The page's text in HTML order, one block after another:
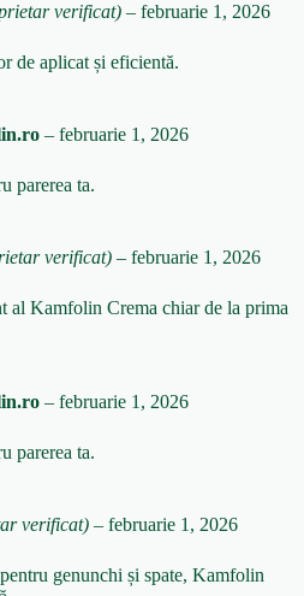
verificat) – februarie 1, 2026
de aplicat și eficientă.
– februarie 1, 2026
parerea ta.
verificat) – februarie 1, 2026
al Kamfolin Crema chiar de la prima
– februarie 1, 2026
parerea ta.
verificat) – februarie 1, 2026
genunchi și spate, Kamfolin